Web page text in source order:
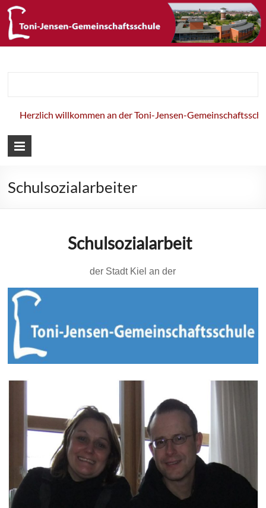
willkommen an der Toni-Jensen-Gemeinschaftsschule!
Schulsozialarbeiter
Schulsozialarbeit
der Stadt Kielan der